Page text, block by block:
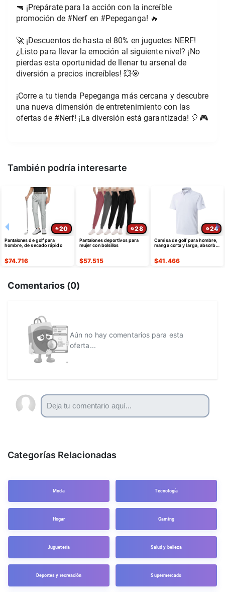
🔫 ¡Prepárate para la acción con la increíble
promoción de #Nerf en #Pepeganga! 🔥
🚀 ¡Descuentos de hasta el 80% en juguetes NERF!
¿Listo para llevar la emoción al siguiente nivel? ¡No
pierdas esta oportunidad de llenar tu arsenal de
diversión a precios increíbles! 💥🎯
¡Corre a tu tienda Pepeganga más cercana y descubre
una nueva dimensión de entretenimiento con las
ofertas de #Nerf! ¡La diversión está garantizada! 🎈🎮
También podría interesarte
20
Pantalones de golf para
hombre, de secado rápido
$74.716
28
Pantalones deportivos para
mujer con bolsillos
$57.515
24
Camisa de golf para hombre,
manga corta y larga, absorbe
$41.466
Comentarios (0)
Aún no hay comentarios para esta
oferta...
Categorías Relacionadas
Moda Tecnología
Hogar Gaming
Juguetería Salud y belleza
Deportes y recreación Supermercado